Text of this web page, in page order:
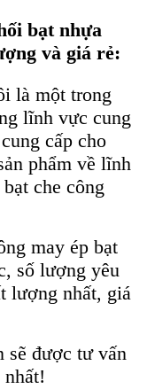
bạt nhựa
và giá rẻ:
là một trong
lĩnh vực cung
cấp cho
phẩm về lĩnh
che công
may ép bạt
số lượng yêu
lượng nhất, giá
sẽ được tư vấn